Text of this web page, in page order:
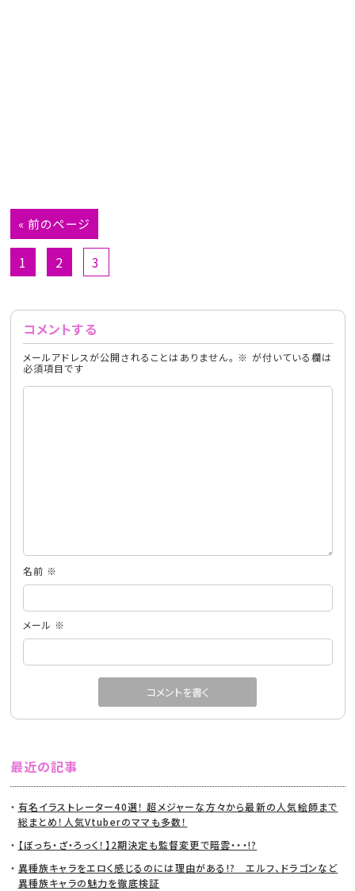
« 前のページ
1 2 3
コメントする
メールアドレスが公開されることはありません。 ※ が付いている欄は
必須項目です
名前 ※
メール ※
最近の記事
有名イラストレーター40選！ 超メジャーな方々から最新の人気絵師まで
総まとめ！人気Vtuberのママも多数！
【ぼっち・ざ・ろっく！】2期決定も監督変更で暗雲・・・!?
異種族キャラをエロく感じるのには理由がある!? エルフ、ドラゴンなど
異種族キャラの魅力を徹底検証